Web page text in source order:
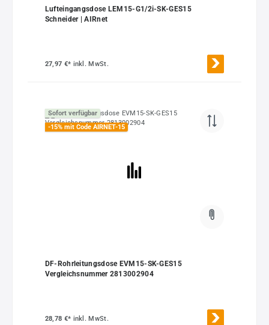
Lufteingangsdose LEM15-G1/2i-SK-GES15
Schneider | AIRnet
27,97 €* inkl. MwSt.
Sofort verfügbar
-15% mit Code AIRNET-15
DF-Rohrleitungsdose EVM15-SK-GES15
Vergleichsnummer 2813002904
28,78 €* inkl. MwSt.